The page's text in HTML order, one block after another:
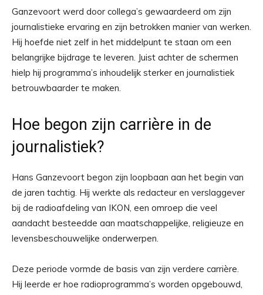
Ganzevoort werd door collega’s gewaardeerd om zijn
journalistieke ervaring en zijn betrokken manier van werken.
Hij hoefde niet zelf in het middelpunt te staan om een
belangrijke bijdrage te leveren. Juist achter de schermen
hielp hij programma’s inhoudelijk sterker en journalistiek
betrouwbaarder te maken.
Hoe begon zijn carrière in de
journalistiek?
Hans Ganzevoort begon zijn loopbaan aan het begin van
de jaren tachtig. Hij werkte als redacteur en verslaggever
bij de radioafdeling van IKON, een omroep die veel
aandacht besteedde aan maatschappelijke, religieuze en
levensbeschouwelijke onderwerpen.
Deze periode vormde de basis van zijn verdere carrière.
Hij leerde er hoe radioprogramma’s worden opgebouwd,